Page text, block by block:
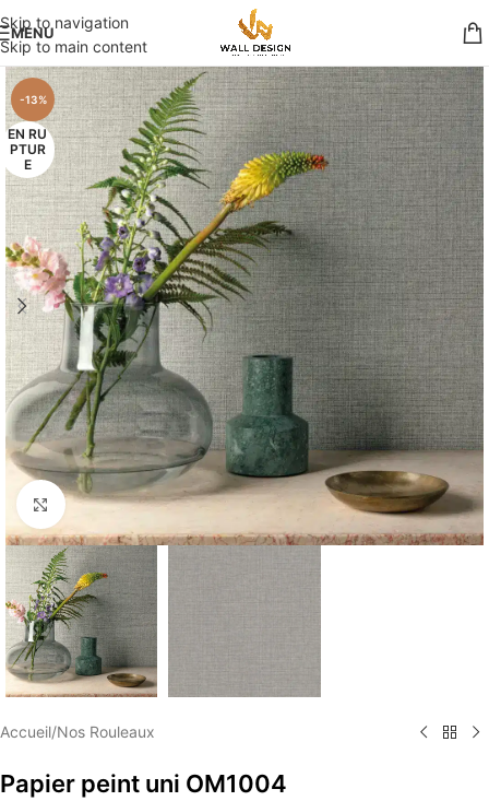
Skip to navigation
Skip to main content
MENU
-13%
EN RU
PTUR
E
Élargir
Accueil/Nos Rouleaux
Papier peint uni OM1004